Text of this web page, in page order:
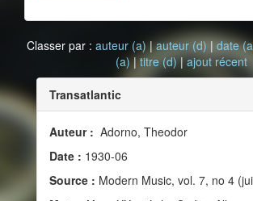
Classer par : auteur (a)|auteur (d) | date
(a)|titre (d)|ajout récent
Transatlantic
Auteur : Adorno, Theodor
Date : 1930-06
Source : Modern Music, vol. 7, no 4